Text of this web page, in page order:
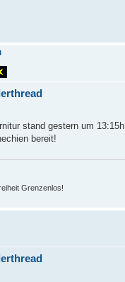
stand gestern um
bereit!
Grenzenlos!